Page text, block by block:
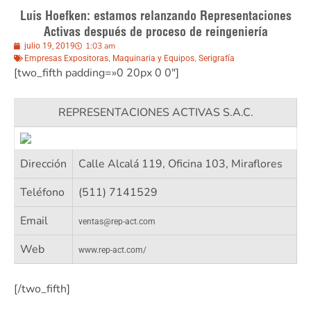
Luis Hoefken: estamos relanzando Representaciones
Activas después de proceso de reingeniería
julio 19, 2019 1:03 am
Empresas Expositoras, Maquinaria y Equipos, Serigrafía
[two_fifth padding=»0 20px 0 0″]
REPRESENTACIONES ACTIVAS S.A.C.
Dirección
Calle Alcalá 119, Oficina 103, Miraflores
Teléfono
(511) 7141529
Email
ventas@rep-act.com
Web www.rep-act.com/
[/two_fifth]